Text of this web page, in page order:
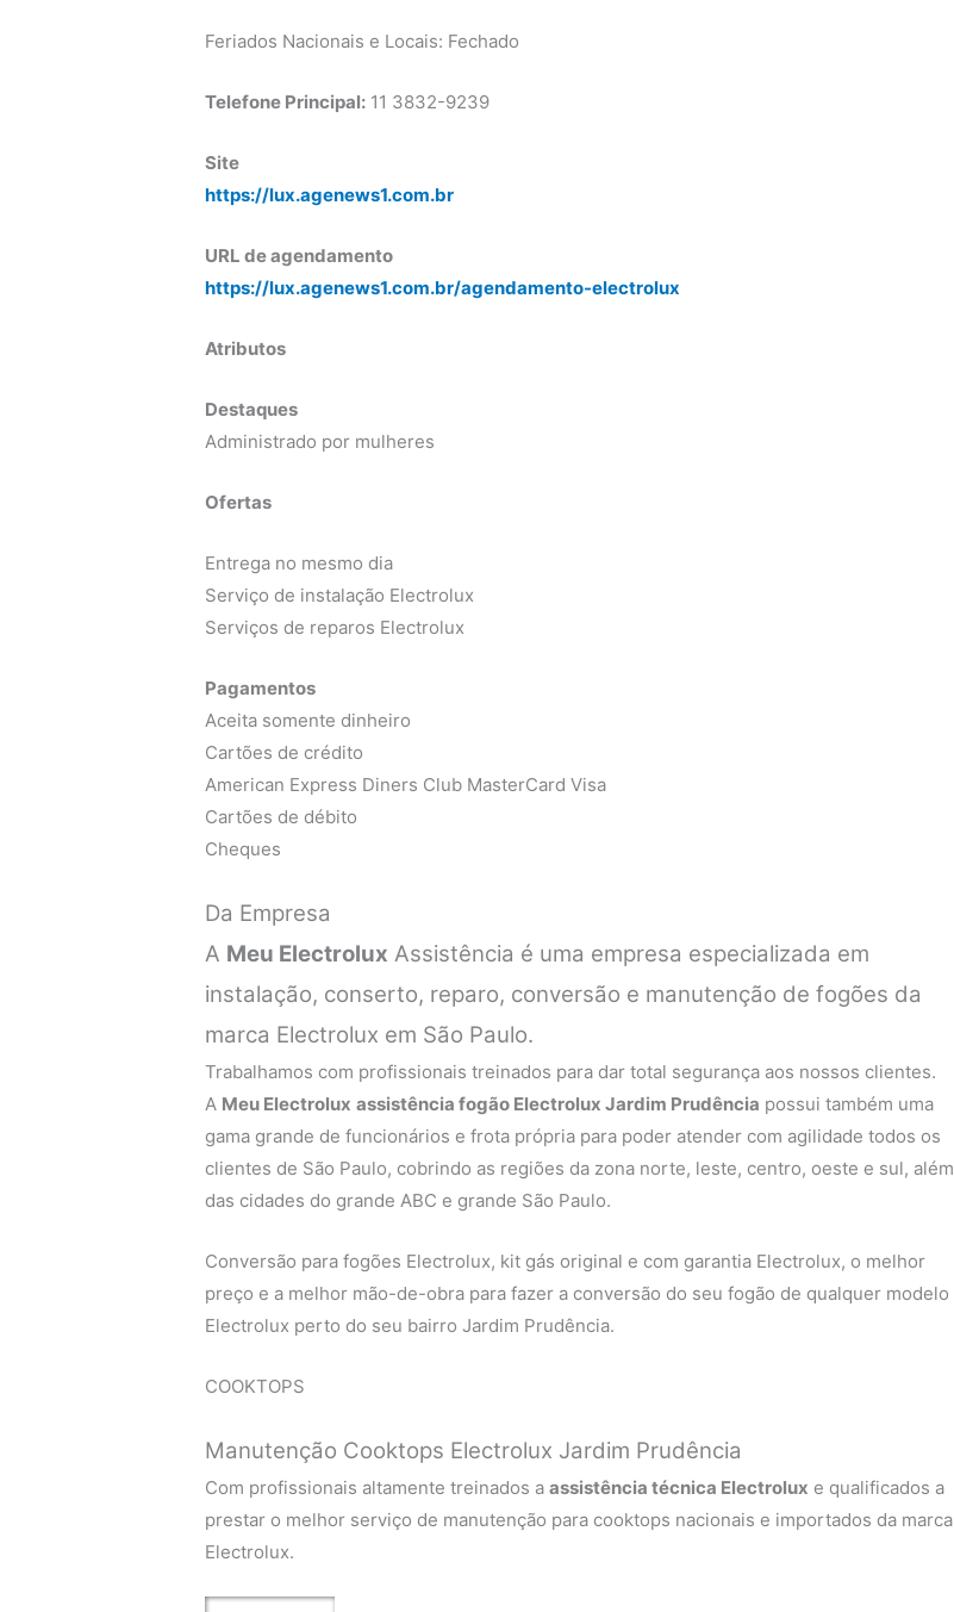
Feriados Nacionais e Locais: Fechado
Telefone Principal: 11 3832-9239
Site
https://lux.agenews1.com.br
URL de agendamento
https://lux.agenews1.com.br/agendamento-electrolux
Atributos
Destaques
Administrado por mulheres
Ofertas
Entrega no mesmo dia
Serviço de instalação Electrolux
Serviços de reparos Electrolux
Pagamentos
Aceita somente dinheiro
Cartões de crédito
American Express Diners Club MasterCard Visa
Cartões de débito
Cheques
Da Empresa
A Meu Electrolux Assistência é uma empresa especializada em
instalação, conserto, reparo, conversão e manutenção de fogões da
marca Electrolux em São Paulo.
Trabalhamos com profissionais treinados para dar total segurança aos nossos clientes.
A Meu Electrolux assistência fogão Electrolux Jardim Prudência possui também uma
gama grande de funcionários e frota própria para poder atender com agilidade todos os
clientes de São Paulo, cobrindo as regiões da zona norte, leste, centro, oeste e sul, além
das cidades do grande ABC e grande São Paulo.
Conversão para fogões Electrolux, kit gás original e com garantia Electrolux, o melhor
preço e a melhor mão-de-obra para fazer a conversão do seu fogão de qualquer modelo
Electrolux perto do seu bairro Jardim Prudência.
COOKTOPS
Manutenção Cooktops Electrolux Jardim Prudência
Com profissionais altamente treinados aassistência técnica Electrolux e qualificados a
prestar o melhor serviço de manutenção para cooktops nacionais e importados da marca
Electrolux.